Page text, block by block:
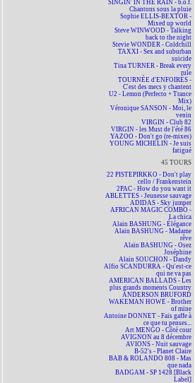
SINGIN' IN THE RAIN - b.o.f.
Chantons sous la pluie
Sophie ELLIS-BEXTOR -
Mixed up world
Steve WINWOOD - Talking
back to the night
Stevie WONDER - Coldchill
TAXXI - Sex and suburban
suicide
Tina TURNER - Break every
rule
TOURNÉE d'ENFOIRÉS -
C'est des mecs y chantent
U2 - Lemon (Perfecto + Trance
Mix)
Véronique SANSON - Moi, le
venin
VIRGIN - Club 82
VIRGIN - les Must de l'été 86
YAZOO - Don't go (re-mixes)
YOUNG MICHELIN - Je suis
fatigué
45 TOURS
22 PISTEPIRKKO - Don't play
cello / Frankenstein
2PAC - How do you want it
ABLETTES - Jeunesse sauvage
ADIDAS - Sky jumper
AFRICAN MAGIC COMBO -
La chica
Alain BASHUNG - Élégance
Alain BASHUNG - Madame
rêve
Alain BASHUNG - Osez
Joséphine
Alain SOUCHON - Dandy
Alfio SCANDURRA - Qu'est-ce
qui ne va pas
AMERICAN BALLADS - Les
plus grands moments Country
ANDERSON BRUFORD
WAKEMAN HOWE - Brother
of mine
Antoine DONNET - Fais gaffe à
ce que tu penses...
Art MENGO - Côté cour
AVIGNON au 8 décembre
AVIONS - Nuit sauvage
B-52's - Planet Claire
BAB & ROLANDO 808 - Mas
que nada
BADGAM - SP 1428 [Black
Label]